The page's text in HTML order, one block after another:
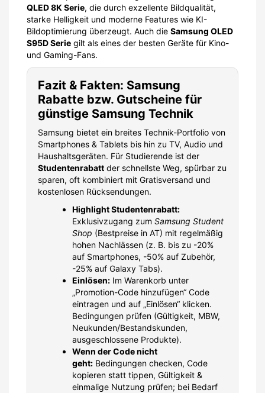
QLED 8K Serie, die durch exzellente Bildqualität,
starke Helligkeit und moderne Features wie KI-
Bildoptimierung überzeugt. Auch die Samsung OLED
S95D Serie gilt als eines der besten Geräte für Kino-
und Gaming-Fans.
Fazit & Fakten: Samsung
Rabatte bzw. Gutscheine für
günstige Samsung Technik
Samsung bietet ein breites Technik-Portfolio von
Smartphones & Tablets bis hin zu TV, Audio und
Haushaltsgeräten. Für Studierende ist der
Studentenrabatt der schnellste Weg, spürbar zu
sparen, oft kombiniert mit Gratisversand und
kostenlosen Rücksendungen.
Highlight Studentenrabatt:
Exklusivzugang zum Samsung Student
Shop (Bestpreise in AT) mit regelmäßig
hohen Nachlässen (z. B. bis zu -20%
auf Smartphones, -50% auf Zubehör,
-25% auf Galaxy Tabs).
Einlösen: Im Warenkorb unter
„Promotion-Code hinzufügen“ Code
eintragen und auf „Einlösen“ klicken.
Bedingungen prüfen (Gültigkeit, MBW,
Neukunden/Bestandskunden,
ausgeschlossene Produkte).
Wenn der Code nicht
geht: Bedingungen checken, Code
kopieren statt tippen, Gültigkeit &
einmalige Nutzung prüfen; bei Bedarf